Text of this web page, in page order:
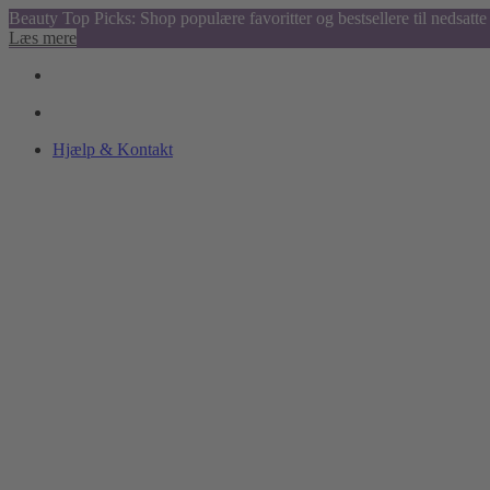
Beauty Top Picks: Shop populære favoritter og bestsellere til nedsatte
Læs mere
Hjælp & Kontakt